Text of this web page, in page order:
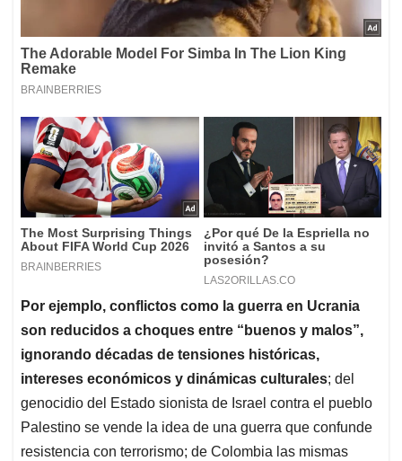
Por ejemplo, conflictos como la guerra en Ucrania
son reducidos a choques entre “buenos y malos”,
ignorando décadas de tensiones históricas,
intereses económicos y dinámicas culturales; del
genocidio del Estado sionista de Israel contra el pueblo
Palestino se vende la idea de una guerra que confunde
resistencia con terrorismo; de Colombia las mismas